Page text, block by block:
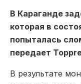
В Караганде
которая в
попыталась
передает
В результате